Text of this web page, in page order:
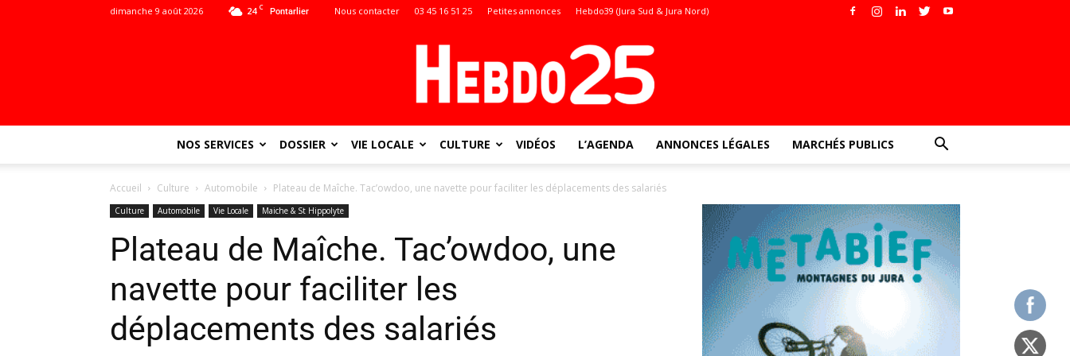
24 C Pontarlier
dimanche 9 août 2026 Nous contacter 03 45 16 51 25 Petites annonces Hebdo39 (Jura Sud & Jura Nord)
:
NOS SERVICES DOSSIER VIE LOCALE CULTURE VIDÉOS L’AGENDA ANNONCES LÉGALES MARCHÉS PUBLICS
Accueil Culture Automobile Plateau de Maîche. Tac’owdoo, une navette pour faciliter les déplacements des salariés
Culture Automobile Vie Locale Maiche & St Hippolyte
Plateau de Maîche. Tac’owdoo, une
navette pour faciliter les
déplacements des salariés